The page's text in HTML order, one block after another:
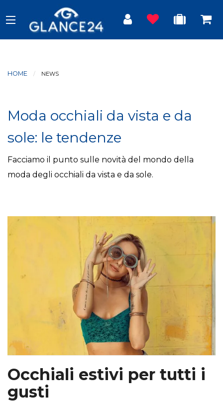
HOME CURRENT:
NEWS
Moda occhiali da vista e da
sole: le tendenze
Facciamo il punto sulle novità del mondo della
moda degli occhiali da vista e da sole.
Occhiali estivi per tutti i
gusti